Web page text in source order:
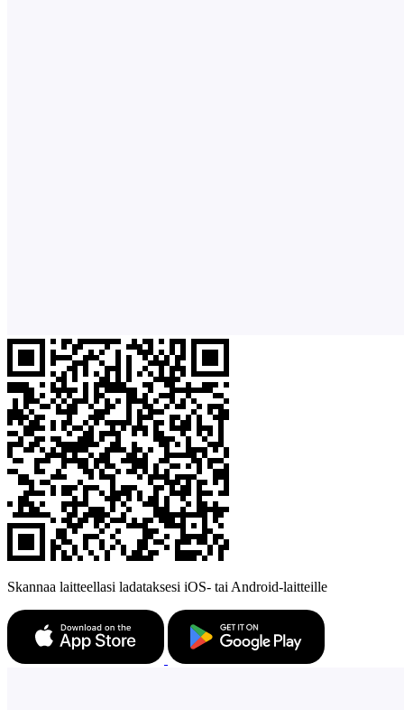
Skannaa laitteellasi ladataksesi iOS- tai Android-laitteille